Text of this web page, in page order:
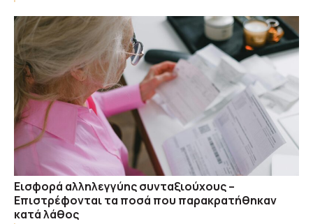
Εισφορά αλληλεγγύης συνταξιούχους –
Επιστρέφονται τα ποσά που παρακρατήθηκαν
κατά λάθος